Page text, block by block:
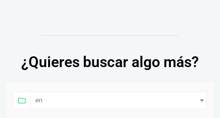
¿Quieres buscar algo más?
en